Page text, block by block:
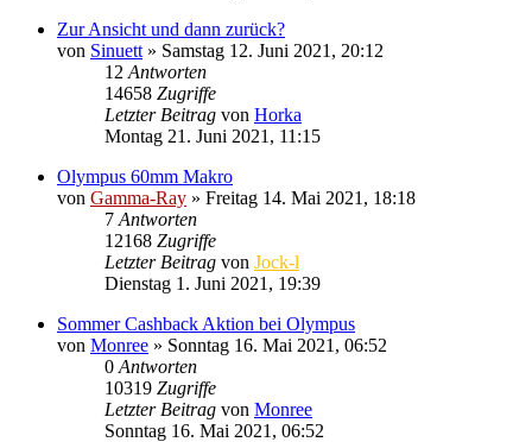
Zur Ansicht und dann zurück?
von Sinuett » Samstag 12. Juni 2021, 20:12
12 Antworten
14658 Zugriffe
Letzter Beitrag von Horka
Montag 21. Juni 2021, 11:15
Olympus 60mm Makro
von Gamma-Ray » Freitag 14. Mai 2021, 18:18
7 Antworten
12168 Zugriffe
Letzter Beitrag von Jock-l
Dienstag 1. Juni 2021, 19:39
Sommer Cashback Aktion bei Olympus
von Monree » Sonntag 16. Mai 2021, 06:52
0 Antworten
10319 Zugriffe
Letzter Beitrag von Monree
Sonntag 16. Mai 2021, 06:52